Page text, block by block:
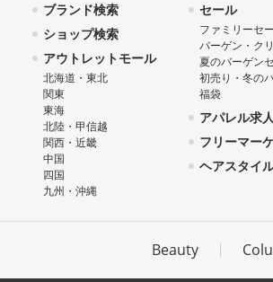
ブランド検索
ショップ検索
アウトレットモール
北海道・東北
関東
東海
北陸・甲信越
関西・近畿
中国
四国
九州・沖縄
セール
ファミリーセ
バーゲン・ク
夏のバーゲン
初売り・冬の
福袋
アパレル求
フリーマー
ヘアスタイ
Beauty